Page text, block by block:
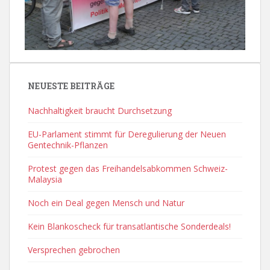
NEUESTE BEITRÄGE
Nachhaltigkeit braucht Durchsetzung
EU-Parlament stimmt für Deregulierung der Neuen
Gentechnik-Pflanzen
Protest gegen das Freihandelsabkommen Schweiz-
Malaysia
Noch ein Deal gegen Mensch und Natur
Kein Blankoscheck für transatlantische Sonderdeals!
Versprechen gebrochen